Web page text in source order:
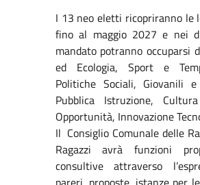
I 13 neo eletti ricopriranno le
fino al maggio 2027 e nei
mandato potranno occuparsi
ed Ecologia, Sport e
Politiche Sociali, Giovanili e
Pubblica Istruzione,
Opportunità, Innovazione
Il Consiglio Comunale delle
Ragazzi avrà funzioni
consultive attraverso